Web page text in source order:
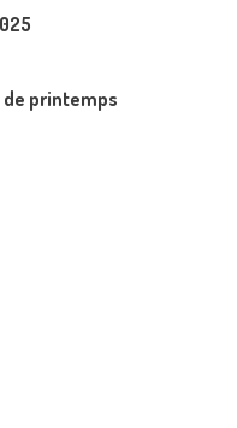
de printemps